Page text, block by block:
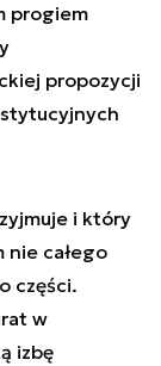
progiem
propozycji
i który
całego
części.
w
izbę